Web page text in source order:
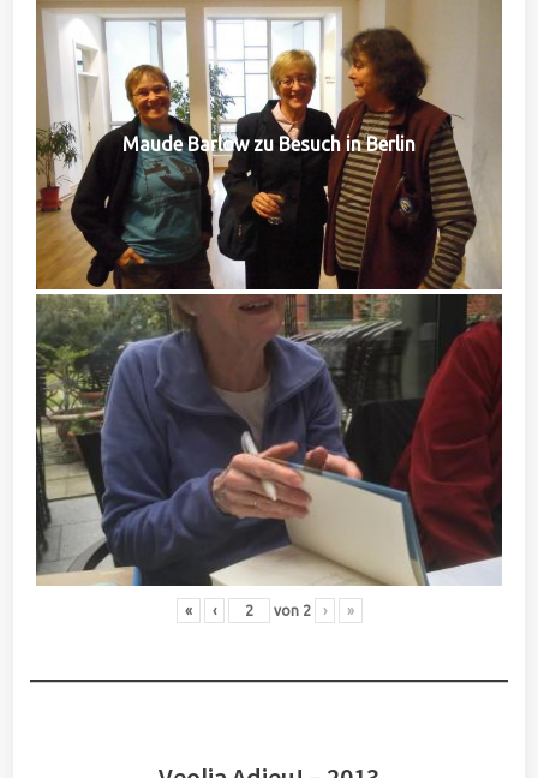
Maude Barlow zu Besuch in Berlin
« ‹ von 2 › »